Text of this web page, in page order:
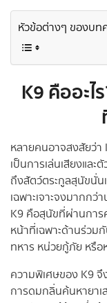
หัวข้อต่างๆ ของบท
K9 คืออะไ
หลายคนอาจสงสัยว่า
เป็นการเล่นเสียงแล
ถึงสัตว์ตระกูลสุนัขนั่น
เฉพาะเจาะจงมากกว่
K9 คือสุนัขที่ผ่านการ
หน้าที่เฉพาะด้านร่วม
ทหาร หน่วยกู้ภัย หรื
ความพิเศษของ K9 จึ
การดมกลิ่นค้นหายา